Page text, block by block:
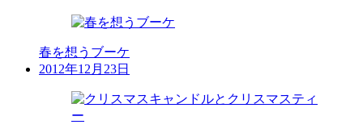
春を想うブーケ
2012年12月23日